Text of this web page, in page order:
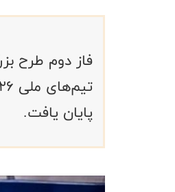
فاز دوم طرح
پایان یافت.